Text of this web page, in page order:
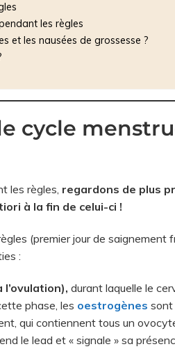
les règles
et les nausées de grossesse ?
cycle
les règles, regardons de plus
à la fin de celui-ci !
(premier jour de saignement
:
durant laquelle le
phase, les oestrogènes sont
qui contiennent tous un
le lead et « signale » sa